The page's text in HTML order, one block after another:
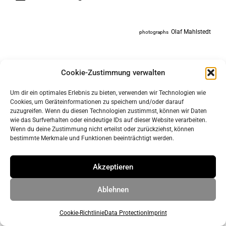
Cookie-Zustimmung verwalten
Um dir ein optimales Erlebnis zu bieten, verwenden wir Technologien wie
Cookies, um Geräteinformationen zu speichern und/oder darauf
zuzugreifen. Wenn du diesen Technologien zustimmst, können wir Daten
wie das Surfverhalten oder eindeutige IDs auf dieser Website verarbeiten.
Wenn du deine Zustimmung nicht erteilst oder zurückziehst, können
bestimmte Merkmale und Funktionen beeinträchtigt werden.
Akzeptieren
Ablehnen
Cookie-RichtlinieData Protection Imprint
photographs Olaf Mahlstedt
GmbB
• Built with GeneratePress